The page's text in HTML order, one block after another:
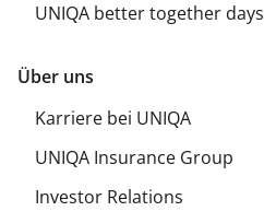
UNIQA better together days
Über uns
Karriere bei UNIQA
UNIQA Insurance Group
Investor Relations